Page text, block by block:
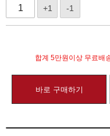
+1 -1
합계 5만원이상 무료배
바로 구매하기